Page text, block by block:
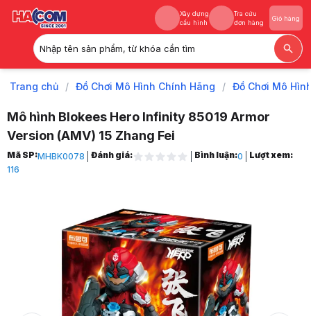
Xây dựng
cấu hình
Tra cứu
đơn hàng
Giỏ hàng
Nhập tên sản phẩm, từ khóa cần tìm
Xây dựng
Tra cứu
Trang chủ / Đồ Chơi Mô Hình Chính Hãng / Đồ Chơi Mô
Mô hình Blokees Hero Infinity 85019 Armor
Version (AMV) 15 Zhang Fei
Trang chủ
1
Siêu Anh Hùng (Herospire)
Mô hình Blokees Hero Infinity 85019 Armor Version (AMV) 15 Zhang
Hình ảnh và video sản phẩm
Mô hình Blokees Hero Infinity 85019 Armor Version (AMV) 15 Zhang
Mã SP:MHBK0078 Đánh giá: Bình luận:0
Lượt xem:
116